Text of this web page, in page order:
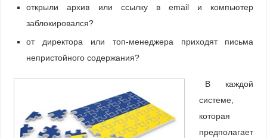
открыли архив или ссылку в email и компьютер
заблокировался?
от директора или топ-менеджера приходят письма
непристойного содержания?
В каждой
системе,
которая
предполагает